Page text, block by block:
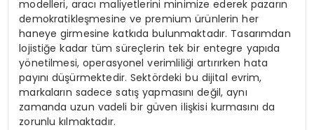
modelleri, aracı maliyetlerini minimize ederek pazarın
demokratikleşmesine ve premium ürünlerin her
haneye girmesine katkıda bulunmaktadır. Tasarımdan
lojistiğe kadar tüm süreçlerin tek bir entegre yapıda
yönetilmesi, operasyonel verimliliği artırırken hata
payını düşürmektedir. Sektördeki bu dijital evrim,
markaların sadece satış yapmasını değil, aynı
zamanda uzun vadeli bir güven ilişkisi kurmasını da
zorunlu kılmaktadır.